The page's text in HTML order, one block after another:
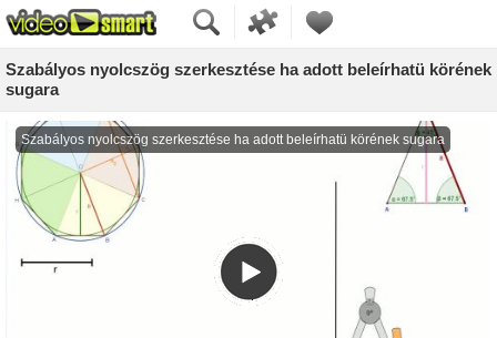
Szabályos nyolcszög szerkesztése ha adott beleírhatü körének
sugara